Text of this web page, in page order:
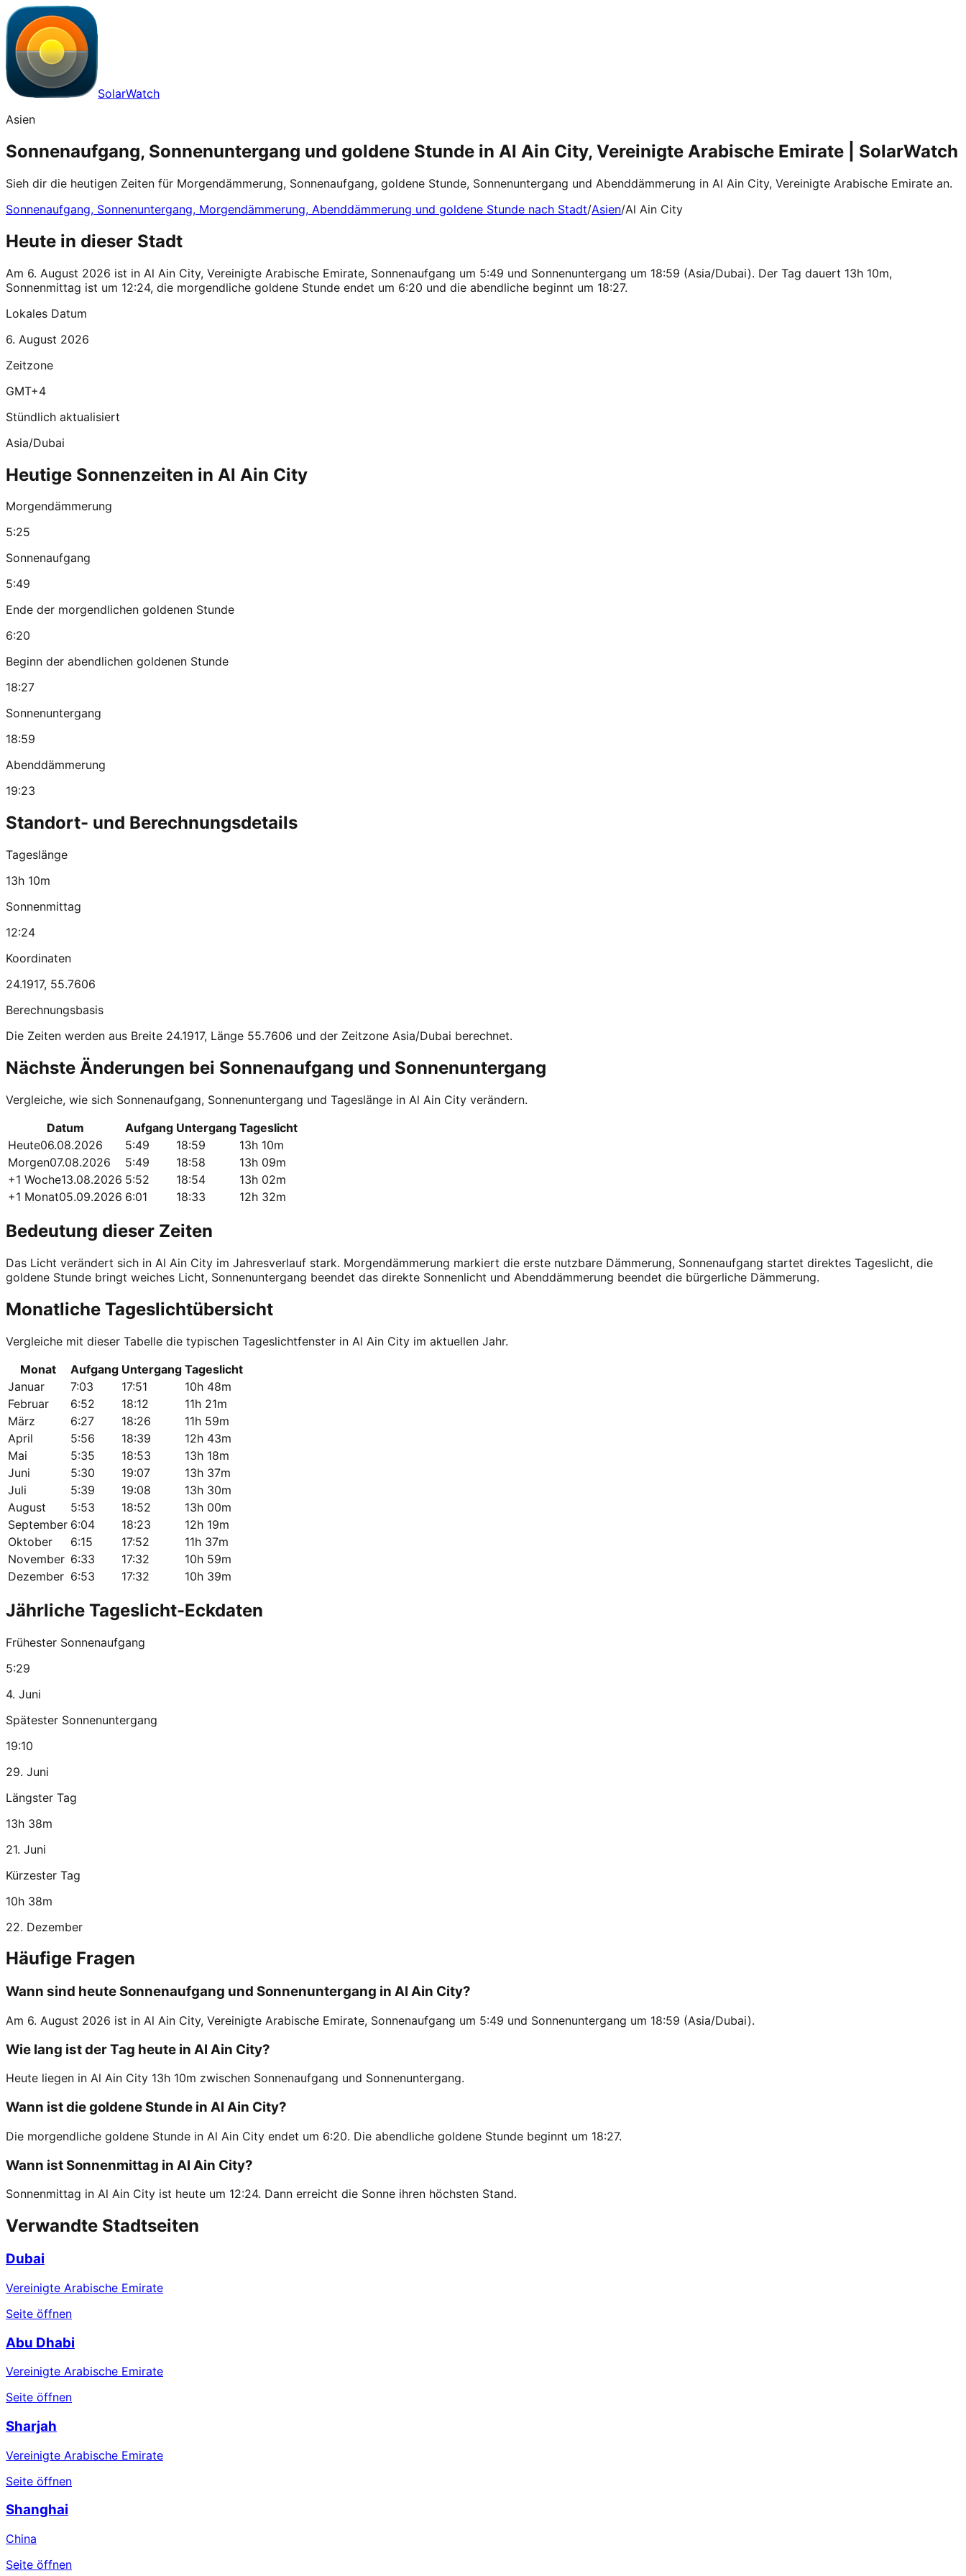
SolarWatch
Asien
Sonnenaufgang, Sonnenuntergang und goldene Stunde in Al Ain City, Vereinigte Arabische Emirate | SolarWatch
Sieh dir die heutigen Zeiten für Morgendämmerung, Sonnenaufgang, goldene Stunde, Sonnenuntergang und Abenddämmerung in Al Ain City, Vereinigte Arabische Emirate an.
Sonnenaufgang, Sonnenuntergang, Morgendämmerung, Abenddämmerung und goldene Stunde nach Stadt/Asien/Al Ain City
Heute in dieser Stadt
Am 6. August 2026 ist in Al Ain City, Vereinigte Arabische Emirate, Sonnenaufgang um 5:49 und Sonnenuntergang um 18:59 (Asia/Dubai). Der Tag dauert 13h 10m,
Sonnenmittag ist um 12:24, die morgendliche goldene Stunde endet um 6:20 und die abendliche beginnt um 18:27.
Lokales Datum
6. August 2026
Zeitzone
GMT+4
Stündlich aktualisiert
Asia/Dubai
Heutige Sonnenzeiten in Al Ain City
Morgendämmerung
5:25
Sonnenaufgang
5:49
Ende der morgendlichen goldenen Stunde
6:20
Beginn der abendlichen goldenen Stunde
18:27
Sonnenuntergang
18:59
Abenddämmerung
19:23
Standort- und Berechnungsdetails
Tageslänge
13h 10m
Sonnenmittag
12:24
Koordinaten
24.1917, 55.7606
Berechnungsbasis
Die Zeiten werden aus Breite 24.1917, Länge 55.7606 und der Zeitzone Asia/Dubai berechnet.
Nächste Änderungen bei Sonnenaufgang und Sonnenuntergang
Vergleiche, wie sich Sonnenaufgang, Sonnenuntergang und Tageslänge in Al Ain City verändern.
Datum
Aufgang Untergang Tageslicht
Heute06.08.2026 5:49 18:59
13h 10m
Morgen07.08.2026 5:49 18:58
13h 09m
+1 Woche13.08.2026 5:52 18:54
13h 02m
+1 Monat05.09.2026 6:01 18:33 12h 32m
Bedeutung dieser Zeiten
Das Licht verändert sich in Al Ain City im Jahresverlauf stark. Morgendämmerung markiert die erste nutzbare Dämmerung, Sonnenaufgang startet direktes Tageslicht, die
goldene Stunde bringt weiches Licht, Sonnenuntergang beendet das direkte Sonnenlicht und Abenddämmerung beendet die bürgerliche Dämmerung.
Monatliche Tageslichtübersicht
Vergleiche mit dieser Tabelle die typischen Tageslichtfenster in Al Ain City im aktuellen Jahr.
Monat
Aufgang Untergang Tageslicht
Januar
7:03 17:51
10h 48m
Februar
6:52 18:12
11h 21m
März
6:27 18:26
11h 59m
April
5:56 18:39
12h 43m
Mai
5:35 18:53
13h 18m
Juni
5:30 19:07
13h 37m
Juli
5:39 19:08
13h 30m
August
5:53 18:52
13h 00m
September 6:04 18:23
12h 19m
Oktober
6:15 17:52
11h 37m
November 6:33 17:32
10h 59m
Dezember 6:53 17:32 10h 39m
Jährliche Tageslicht-Eckdaten
Frühester Sonnenaufgang
5:29
4. Juni
Spätester Sonnenuntergang
19:10
29. Juni
Längster Tag
13h 38m
21. Juni
Kürzester Tag
10h 38m
22. Dezember
Häufige Fragen
Wann sind heute Sonnenaufgang und Sonnenuntergang in Al Ain City?
Am 6. August 2026 ist in Al Ain City, Vereinigte Arabische Emirate, Sonnenaufgang um 5:49 und Sonnenuntergang um 18:59 (Asia/Dubai).
Wie lang ist der Tag heute in Al Ain City?
Heute liegen in Al Ain City 13h 10m zwischen Sonnenaufgang und Sonnenuntergang.
Wann ist die goldene Stunde in Al Ain City?
Die morgendliche goldene Stunde in Al Ain City endet um 6:20. Die abendliche goldene Stunde beginnt um 18:27.
Wann ist Sonnenmittag in Al Ain City?
Sonnenmittag in Al Ain City ist heute um 12:24. Dann erreicht die Sonne ihren höchsten Stand.
Verwandte Stadtseiten
Dubai
Vereinigte Arabische Emirate
Seite öffnen
Abu Dhabi
Vereinigte Arabische Emirate
Seite öffnen
Sharjah
Vereinigte Arabische Emirate
Seite öffnen
Shanghai
China
Seite öffnen